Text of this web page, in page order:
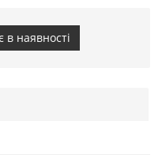
в наявності